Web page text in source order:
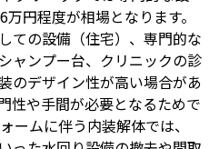
円程度が相場となります。
ての設備（住宅）、専門的な
ャンプー台、クリニックの診
のデザイン性が高い場合があ
性や手間が必要となるためで
ームに伴う内装解体では、